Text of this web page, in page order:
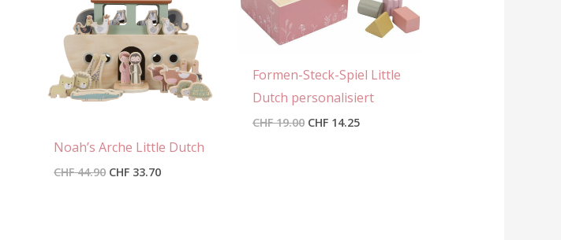
Noah’s Arche Little Dutch
CHF44.90 CHF 33.70
Formen-Steck-Spiel Little
Dutch personalisiert
CHF19.00 CHF14.25